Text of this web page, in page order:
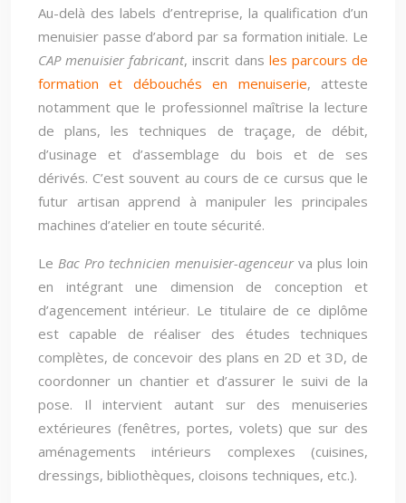
Au-delà des labels d’entreprise, la qualification d’un
menuisier passe d’abord par sa formation initiale. Le
CAP menuisier fabricant, inscrit dans les parcours de
formation et débouchés en menuiserie, atteste
notamment que le professionnel maîtrise la lecture
de plans, les techniques de traçage, de débit,
d’usinage et d’assemblage du bois et de ses
dérivés. C’est souvent au cours de ce cursus que le
futur artisan apprend à manipuler les principales
machines d’atelier en toute sécurité.
Le Bac Pro technicien menuisier-agenceurva plus loin
en intégrant une dimension de conception et
d’agencement intérieur. Le titulaire de ce diplôme
est capable de réaliser des études techniques
complètes, de concevoir des plans en 2D et 3D, de
coordonner un chantier et d’assurer le suivi de la
pose. Il intervient autant sur des menuiseries
extérieures (fenêtres, portes, volets) que sur des
aménagements intérieurs complexes (cuisines,
dressings, bibliothèques, cloisons techniques, etc.).